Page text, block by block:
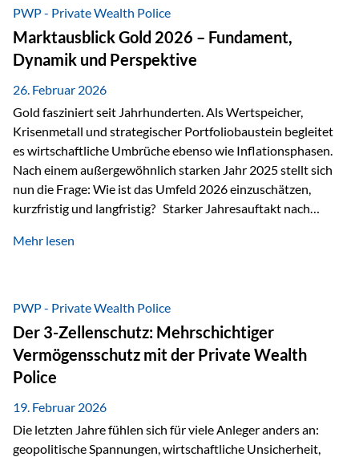
unbürokratisch übertragen, ohne ausschließlich auf ein
Testament angewiesen zu sein? Wenn klassische Lösungen
nicht ausreichen Traditionelle Nachlassregelungen stoßen
oft…
PWP - Private Wealth Police
Marktausblick Gold 2026 – Fundament,
Dynamik und Perspektive
26. Februar 2026
Gold fasziniert seit Jahrhunderten. Als Wertspeicher,
Krisenmetall und strategischer Portfoliobaustein begleitet
es wirtschaftliche Umbrüche ebenso wie Inflationsphasen.
Nach einem außergewöhnlich starken Jahr 2025 stellt sich
nun die Frage: Wie ist das Umfeld 2026 einzuschätzen,
kurzfristig und langfristig? Starker Jahresauftakt nach
Dynamik in das Jahr 2026 gestartet. Zwischen dem
Währungen: +11,5 % Bereits 2025 war ein außergewöhnlich
starkes Jahr: +64,4 % in USD Durchschnitt über alle
Währungen: +56,6 % Langfristig zeigt sich ebenfalls ein
solides…
Mehr lesen
PWP - Private Wealth Police
Der 3-Zellenschutz: Mehrschichtiger
Vermögensschutz mit der Private Wealth
Police
19. Februar 2026
Die letzten Jahre fühlen sich für viele Anleger anders an:
geopolitische Spannungen, wirtschaftliche Unsicherheit,